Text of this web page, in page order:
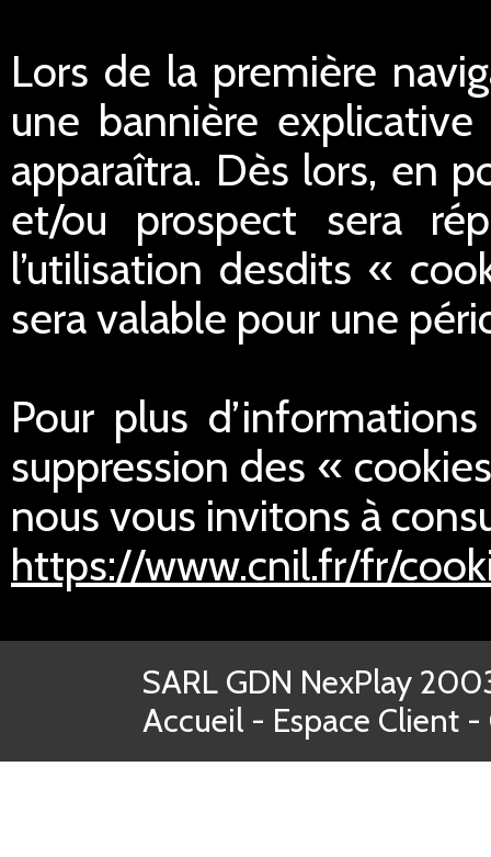
Lors de la première
une bannière
apparaîtra. Dès lors, en
et/ou prospect sera
l’utilisation desdits «
sera valable pour une
Pour plus
suppression des «
nous vous invitons à
https://www.cnil.fr/fr/
SARL GDN NexPlay
Accueil - Espace Client -